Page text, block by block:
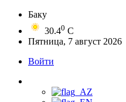
Баку
30.40 C
Пятница, 7 август 2026
Войти